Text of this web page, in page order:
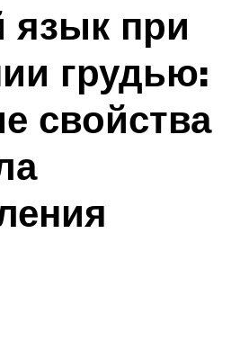
язык при
грудью:
свойства